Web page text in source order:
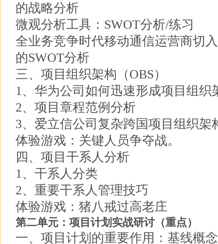
的战略分析
微观分析工具：SWOT分析/练习
全业务竞争时代移动通信运营商切
的SWOT分析
三、项目组织架构（OBS）
1、华为公司如何迅速形成项目组织
2、项目章程范例分析
3、爱立信公司复杂跨国项目组织架
体验游戏：关键人员争夺战。
四、项目干系人分析
1、干系人分类
2、重要干系人管理技巧
体验游戏：猪八戒过高老庄
第二单元：项目计划实战研讨（重点）
一、项目计划的重要作用：基线概念